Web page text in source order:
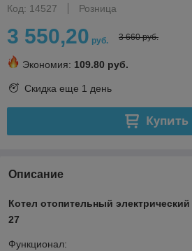
Код: 14527
Розница
3 550,20 руб. 3 660 руб.
Экономия: 109.80 руб.
Скидка еще 1 день
Купить
Описание
Котел отопительный
27
Функционал: